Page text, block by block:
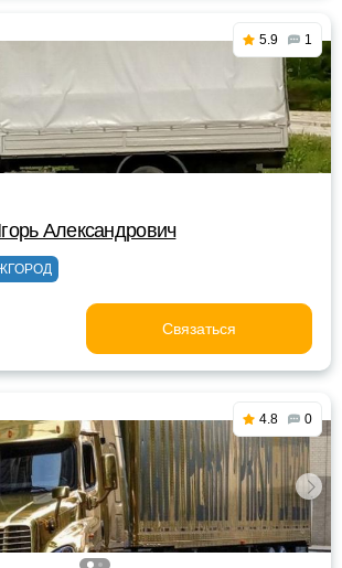
5.9 1
Александрович
Связаться
4.8 0